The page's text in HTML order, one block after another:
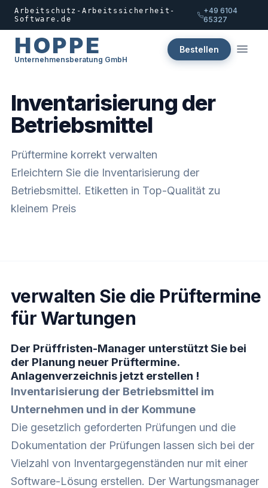
Arbeitschutz-Arbeitssicherheit-
Software.de
+49 6104
65327
HOPPE
Unternehmensberatung GmbH
Bestellen
Inventarisierung der
Betriebsmittel
Prüftermine korrekt verwalten
Erleichtern Sie die Inventarisierung der
Betriebsmittel. Etiketten in Top-Qualität zu
kleinem Preis
verwalten Sie die Prüftermine
für Wartungen
Der Prüffristen-Manager unterstützt Sie bei
der Planung neuer Prüftermine.
Anlagenverzeichnis jetzt erstellen !
Inventarisierung der Betriebsmittel im
Unternehmen und in der Kommune
Die gesetzlich geforderten Prüfungen und die
Dokumentation der Prüfungen lassen sich bei der
Vielzahl von Inventargegenständen nur mit einer
Software-Lösung erstellen. Der Wartungsmanager